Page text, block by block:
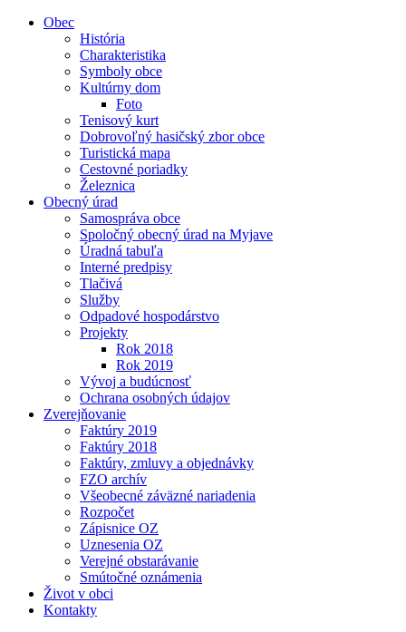
Obec
História
Charakteristika
Symboly obce
Kultúrny dom
Foto
Tenisový kurt
Dobrovoľný hasičský zbor obce
Turistická mapa
Cestovné poriadky
Železnica
Obecný úrad
Samospráva obce
Spoločný obecný úrad na Myjave
Úradná tabuľa
Interné predpisy
Tlačivá
Služby
Odpadové hospodárstvo
Projekty
Rok 2018
Rok 2019
Vývoj a budúcnosť
Ochrana osobných údajov
Zverejňovanie
Faktúry 2019
Faktúry 2018
Faktúry, zmluvy a objednávky
FZO archív
Všeobecné záväzné nariadenia
Rozpočet
Zápisnice OZ
Uznesenia OZ
Verejné obstarávanie
Smútočné oznámenia
Život v obci
Kontakty